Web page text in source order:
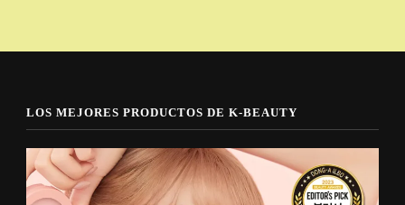
LOS MEJORES PRODUCTOS DE K-BEAUTY